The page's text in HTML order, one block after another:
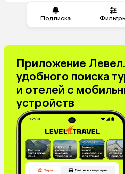
Подписка
Приложение
удобного поиска
и отелей с
устройств